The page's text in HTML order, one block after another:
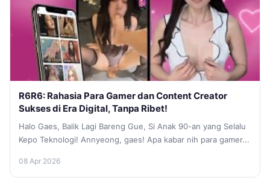
R6R6: Rahasia Para Gamer dan Content Creator
Sukses di Era Digital, Tanpa Ribet!
Halo Gaes, Balik Lagi Bareng Gue, Si Anak 90-an yang Selalu
Kepo Teknologi! Annyeong, gaes! Apa kabar nih para gamer...
08 Apr 2026